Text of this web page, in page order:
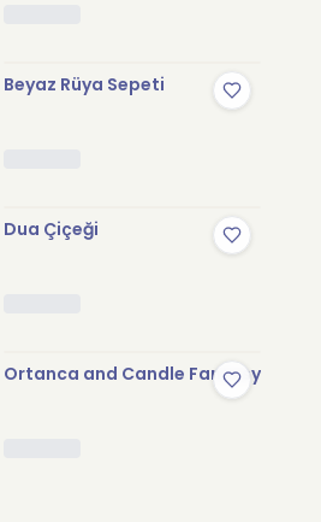
Beyaz Rüya Sepeti
Dua Çiçeği
Ortanca and Candle Fantasy